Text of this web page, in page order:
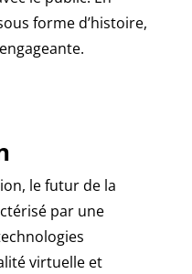
forme d’histoire,
le futur de la
par une
virtuelle et